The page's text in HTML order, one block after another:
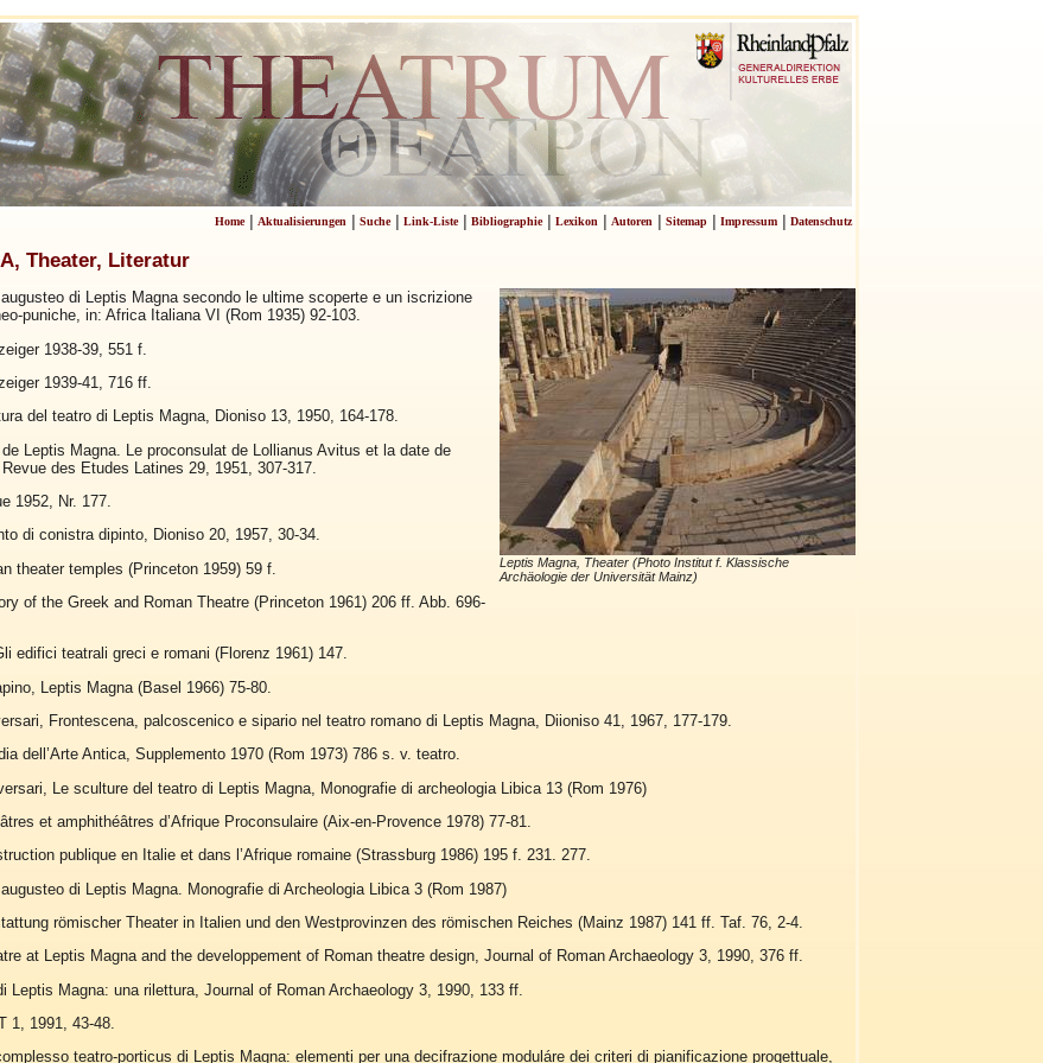
Home| Aktualisierungen| Suche| Link-Liste| Bibliographie| Lexikon| Autoren| Sitemap| Impressum| Datenschutz
Theater, Literatur
Leptis Magna, Theater (Photo Institut f. Klassische
Archäologie der Universität Mainz)
di Leptis Magna secondo le ultime scoperte e un iscrizione
puniche, in: Africa Italiana VI (Rom 1935) 92-103.
1938-39, 551 f.
1939-41, 716 ff.
del teatro di Leptis Magna, Dioniso 13, 1950, 164-178.
Leptis Magna. Le proconsulat de Lollianus Avitus et la date de
Revue des Etudes Latines 29, 1951, 307-317.
1952, Nr. 177.
di conistra dipinto, Dioniso 20, 1957, 30-34.
theater temples (Princeton 1959) 59 f.
of the Greek and Roman Theatre (Princeton 1961) 206 ff. Abb. 696-
edifici teatrali greci e romani (Florenz 1961) 147.
Leptis Magna (Basel 1966) 75-80.
Frontescena, palcoscenico e sipario nel teatro romano di Leptis Magna, Diioniso 41, 1967, 177-179.
dell’Arte Antica, Supplemento 1970 (Rom 1973) 786 s. v. teatro.
Le sculture del teatro di Leptis Magna, Monografie di archeologia Libica 13 (Rom 1976)
et amphithéâtres d’Afrique Proconsulaire (Aix-en-Provence 1978) 77-81.
publique en Italie et dans l’Afrique romaine (Strassburg 1986) 195 f. 231. 277.
di Leptis Magna. Monografie di Archeologia Libica 3 (Rom 1987)
römischer Theater in Italien und den Westprovinzen des römischen Reiches (Mainz 1987) 141 ff. Taf. 76, 2-4.
at Leptis Magna and the developpement of Roman theatre design, Journal of Roman Archaeology 3, 1990, 376 ff.
Leptis Magna: una rilettura, Journal of Roman Archaeology 3, 1990, 133 ff.
1, 1991, 43-48.
teatro-porticus di Leptis Magna: elementi per una decifrazione moduláre dei criteri di pianificazione progettuale,